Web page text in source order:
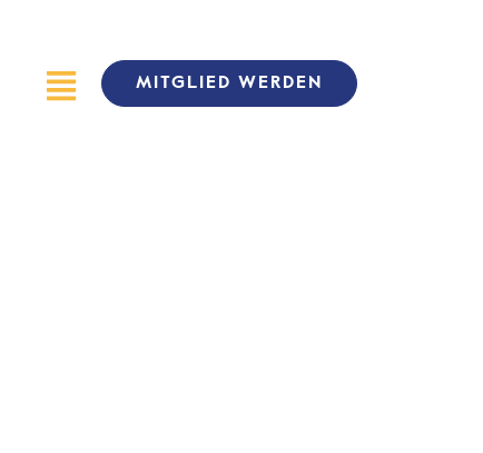
MITGLIED WERDEN